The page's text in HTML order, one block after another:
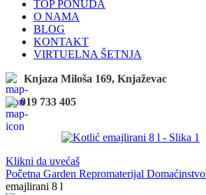
TOP PONUDA
O NAMA
BLOG
KONTAKT
VIRTUELNA ŠETNJA
Knjaza Miloša 169, Knjaževac
019 733 405
Klikni da uvećaš
Početna Garden Repromaterijal Domaćinstvo
emajlirani 8 l